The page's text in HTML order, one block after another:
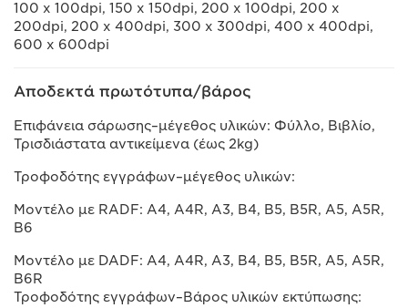
100 x 100dpi, 150 x 150dpi, 200 x 100dpi, 200 x
200dpi, 200 x 400dpi, 300 x 300dpi, 400 x 400dpi,
600 x 600dpi
Αποδεκτά πρωτότυπα/βάρος
Επιφάνεια σάρωσης–μέγεθος υλικών: Φύλλο, Βιβλίο,
Τρισδιάστατα αντικείμενα (έως 2kg)
Τροφοδότης εγγράφων–μέγεθος υλικών:
Μοντέλο με RADF: A4, A4R, A3, B4, B5, B5R, A5, A5R,
B6
Μοντέλο με DADF: A4, A4R, A3, B4, B5, B5R, A5, A5R,
B6R
Τροφοδότης εγγράφων–Βάρος υλικών εκτύπωσης: